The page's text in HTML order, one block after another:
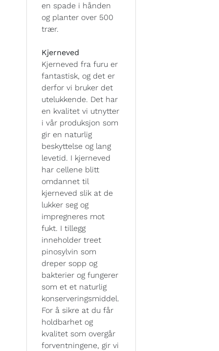
en spade i hånden
og planter over 500
trær.
Kjerneved
Kjerneved fra furu er
fantastisk, og det er
derfor vi bruker det
utelukkende. Det har
en kvalitet vi utnytter
i vår produksjon som
gir en naturlig
beskyttelse og lang
levetid. I kjerneved
har cellene blitt
omdannet til
kjerneved slik at de
lukker seg og
impregneres mot
fukt. I tillegg
inneholder treet
pinosylvin som
dreper sopp og
bakterier og fungerer
som et et naturlig
konserveringsmiddel.
For å sikre at du får
holdbarhet og
kvalitet som overgår
forventningene, gir vi